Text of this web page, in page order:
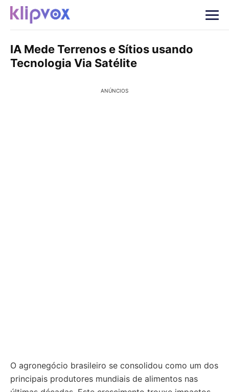
IA Mede Terrenos e Sítios usando
Tecnologia Via Satélite
ANÚNCIOS
O agronegócio brasileiro se consolidou como um dos
principais produtores mundiais de alimentos nas